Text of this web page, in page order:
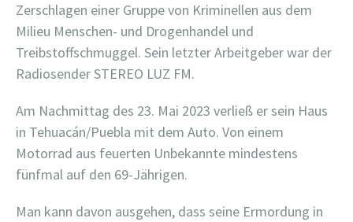
Zerschlagen einer Gruppe von Kriminellen aus dem
Milieu Menschen- und Drogenhandel und
Treibstoffschmuggel. Sein letzter Arbeitgeber war der
Radiosender STEREO LUZ FM.
Am Nachmittag des 23. Mai 2023 verließ er sein Haus
in Tehuacán/Puebla mit dem Auto. Von einem
Motorrad aus feuerten Unbekannte mindestens
fünfmal auf den 69-Jährigen.
Man kann davon ausgehen, dass seine Ermordung in